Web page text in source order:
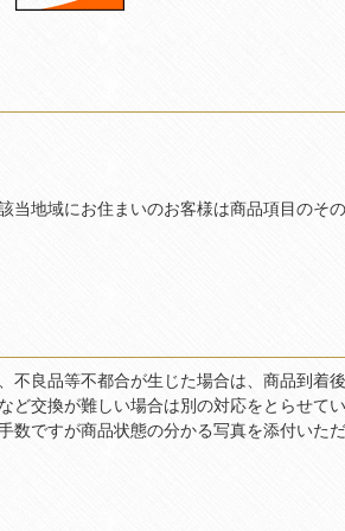
地域にお住まいのお客様は商品項目のそ
良品等不都合が生じた場合は、商品到着
交換が難しい場合は別の対応をとらせて
ですが商品状態の分かる写真を添付いた